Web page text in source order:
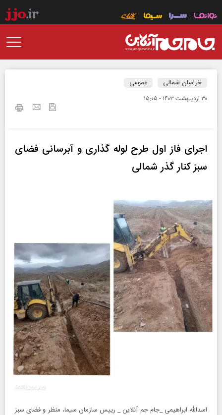
خراسان شمالی عمومی
۳۰ ارديبهشت ۱۴۰۳ - ۱۵:۰۵
اجرای فاز اول طرح لوله گذاری و آبرسانی فضای
سبز کنار گذر شمالی
اسدالله ابراهیمی _جام جم آنلاین _ رییس سازمان سیما، منظر و فضای سبز